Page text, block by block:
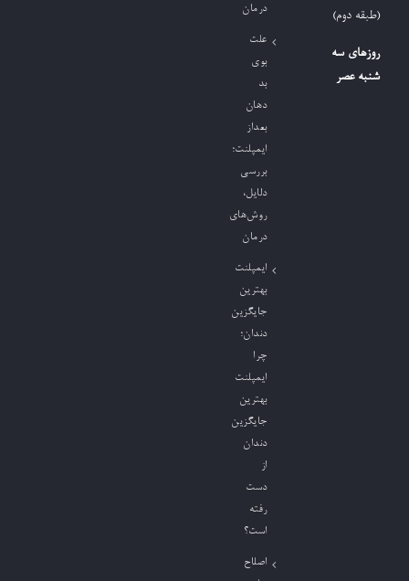
(طبقه دوم)
روزهای سه
شنبه عصر
درمان
علت
بوی
بد
دهان
بعداز
ایمپلنت؛
بررسی
دلایل،
روش‌های
درمان
ایمپلنت
بهترین
جایگزین
دندان؛
چرا
ایمپلنت
بهترین
جایگزین
دندان
از
دست
رفته
است؟
اصلاح